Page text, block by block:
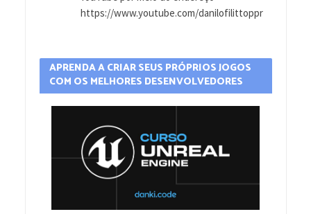
https://www.youtube.com/danilofilittoppr
APRENDA A CRIAR SEUS PRÓPRIOS JOGOS
COM OS MELHORES DESENVOLVEDORES